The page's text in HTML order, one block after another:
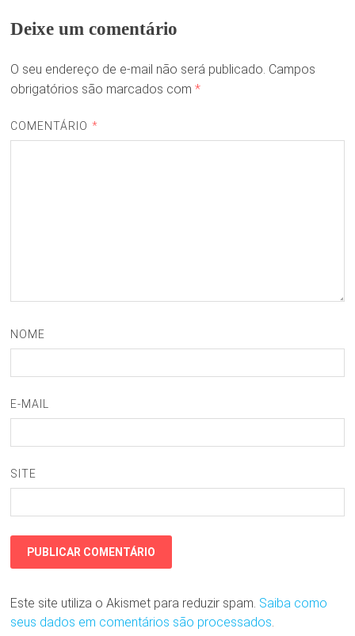
Deixe um comentário
O seu endereço de e-mail não será publicado. Campos
obrigatórios são marcados com *
COMENTÁRIO *
NOME
E-MAIL
SITE
Este site utiliza o Akismet para reduzir spam. Saiba como
seus dados em comentários são processados.